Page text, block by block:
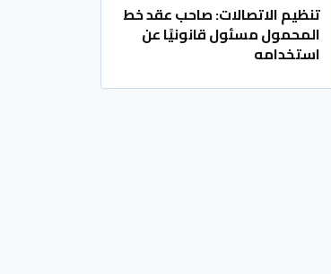
تنظيم الاتصالات: صاحب عقد خط
المحمول مسئول قانونيًا عن
استخدامه